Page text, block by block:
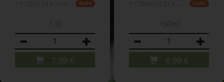
Staffel
7,99 €
Staffel
6,99 €